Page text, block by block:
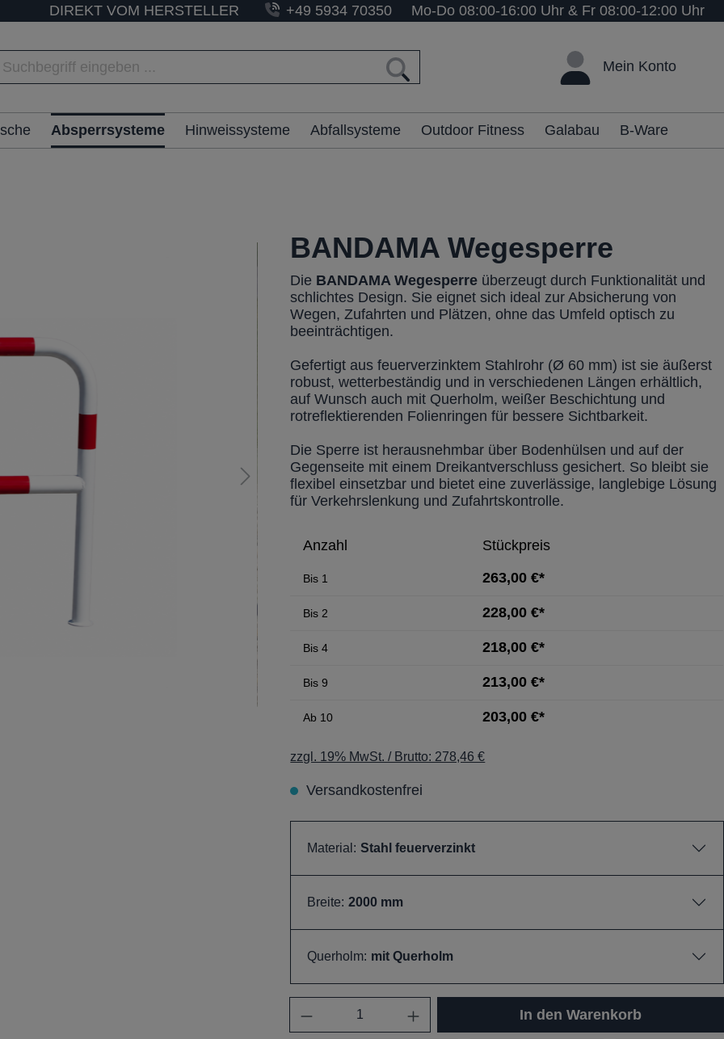
DIREKT VOM HERSTELLER +49 5934 70350 Mo-Do 08:00-16:00 Uhr & Fr 08:00-12:00 Uhr
Mein Konto
Absperrsysteme Hinweissysteme Abfallsysteme Outdoor Fitness Galabau B-Ware
BANDAMA Wegesperre
Die BANDAMA Wegesperre überzeugt durch Funktionalität und
schlichtes Design. Sie eignet sich ideal zur Absicherung von
Wegen, Zufahrten und Plätzen, ohne das Umfeld optisch zu
beeinträchtigen.
Gefertigt aus feuerverzinktem Stahlrohr (Ø 60 mm) ist sie äußerst
robust, wetterbeständig und in verschiedenen Längen erhältlich,
auf Wunsch auch mit Querholm, weißer Beschichtung und
rotreflektierenden Folienringen für bessere Sichtbarkeit.
Die Sperre ist herausnehmbar über Bodenhülsen und auf der
Gegenseite mit einem Dreikantverschluss gesichert. So bleibt sie
flexibel einsetzbar und bietet eine zuverlässige, langlebige Lösung
für Verkehrslenkung und Zufahrtskontrolle.
Anzahl Stückpreis
Bis 1 263,00 €*
Bis2 228,00 €*
Bis4 218,00 €*
Bis9 213,00 €*
Ab 10 203,00 €*
zzgl. 19% MwSt. / Brutto: 278,46 €
Versandkostenfrei
Material: Stahl feuerverzinkt
Breite: 2000 mm
Querholm: mit Querholm
In den Warenkorb